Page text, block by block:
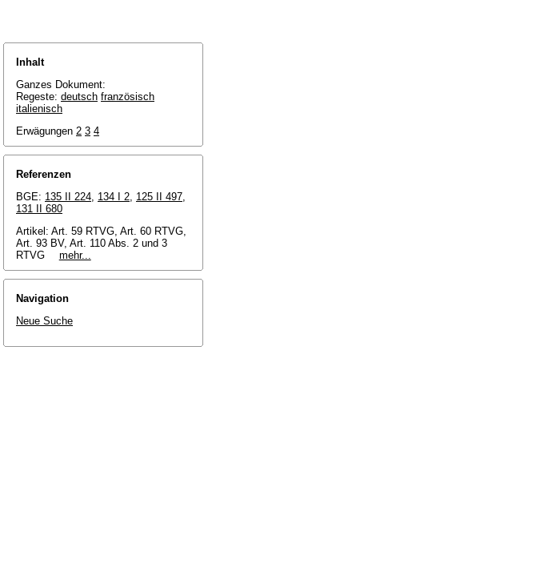
Inhalt
Ganzes Dokument:
Regeste: deutsch französisch
italienisch
Erwägungen 2 3 4
Referenzen
BGE: 135 II 224, 134 I 2, 125 II 497,
131 II 680
Artikel: Art. 59 RTVG, Art. 60 RTVG,
Art. 93 BV, Art. 110 Abs. 2 und 3
RTVG
mehr...
Navigation
Neue Suche